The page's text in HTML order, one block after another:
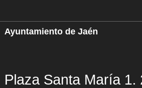
Ayuntamiento de Jaén
Plaza Santa María